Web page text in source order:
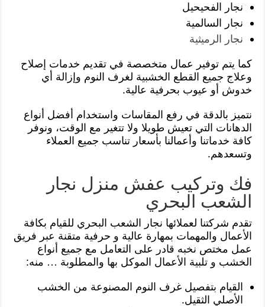
نجار الفحيحيل
نجار السالمية
نجار الرميثية
كما يتم توفير عمال متخصصة في تقديم خدمات إصلاح
وعلاج جميع القطع الخشبية لغرف النوم وإزالة أي
خدوش أو عيوب بحرفية عالية.
نتميز بالدقة في رفع المقاسات واستخدام أفضل أنواع
الدهانات التي تعيش طويلا ولا تتغير مع الوقت، ونوفر
كافة خدماتنا وأعمالنا بأسعار تناسب جميع العملاء
وتسعدهم.
فك وتركيب عفش منزل نجار
الشعب البحري
تقدم شركتنا لعملائها نجار الشعب البحري للقيام بكافة
الأعمال والمهمات بمهارة عالية و حرفية متقنة عبر فريق
عمل مختص نخبه قادر على التعامل مع جميع أنواع
الخشب و تلبية الأعمال الموكل بها والمطلوبة … منه:
القيام بتفصيل غرف النوم المصنوعة من الخشب
الأصلي الثقيل.